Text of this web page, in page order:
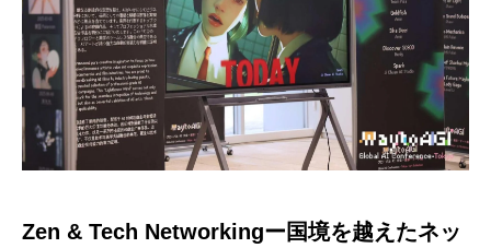
Zen & Tech Networkingー国境を越えたネッ